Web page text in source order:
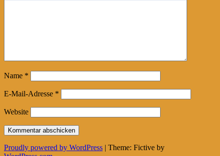
Name *
E-Mail-Adresse *
Website
Proudly powered by WordPress | Theme: Fictive by